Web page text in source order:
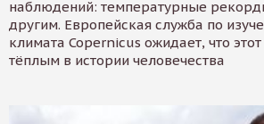
наблюдений: температурные
другим. Европейская служба по
климата Copernicus ожидает, что
тёплым в истории человечества